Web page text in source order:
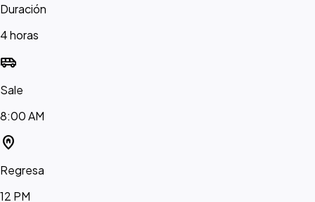
Duración
4 horas
airport_shuttle
Sale
8:00 AM
home_pin
Regresa
12 PM